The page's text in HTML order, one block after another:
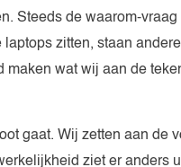
Steeds de waarom-
zitten, staan
maken wat wij aan de
gaat. Wij zetten aan de
ziet er anders